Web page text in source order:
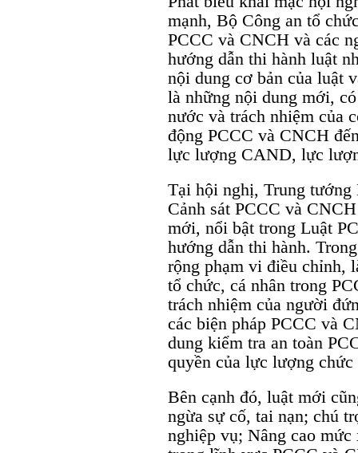
mạnh, Bộ Công an tổ
PCCC và CNCH và các
hướng dẫn thi hành luật
nội dung cơ bản của luật
là những nội dung mới,
nước và trách nhiệm của
động PCCC và CNCH
lực lượng CAND, lực
Tại hội nghị, Trung
Cảnh sát PCCC và
mới, nổi bật trong Luật
hướng dẫn thi hành.
rộng phạm vi điều chỉnh,
tổ chức, cá nhân trong
trách nhiệm của người
các biện pháp PCCC và
dung kiểm tra an toàn
quyền của lực lượng chức
Bên cạnh đó, luật mới
ngừa sự cố, tai nạn; chú
nghiệp vụ; Nâng cao